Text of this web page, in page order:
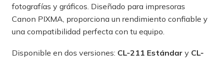
fotografías y gráficos. Diseñado para impresoras
Canon PIXMA, proporciona un rendimiento confiable y
una compatibilidad perfecta con tu equipo.
Disponible en dos versiones: CL-211 Estándar y CL-